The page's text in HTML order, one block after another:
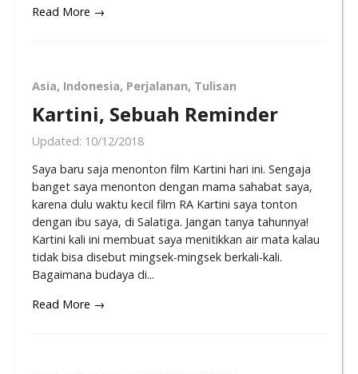
Read More →
Asia, Indonesia, Perjalanan, Tulisan
Kartini, Sebuah Reminder
Updated: 10/12/2018
Saya baru saja menonton film Kartini hari ini. Sengaja
banget saya menonton dengan mama sahabat saya,
karena dulu waktu kecil film RA Kartini saya tonton
dengan ibu saya, di Salatiga. Jangan tanya tahunnya!
Kartini kali ini membuat saya menitikkan air mata kalau
tidak bisa disebut mingsek-mingsek berkali-kali.
Bagaimana budaya di...
Read More →